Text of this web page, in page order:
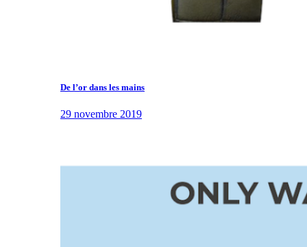
De l’or dans les mains
29 novembre 2019